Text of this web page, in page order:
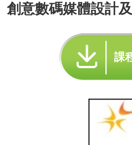
創意數碼媒體設計
課